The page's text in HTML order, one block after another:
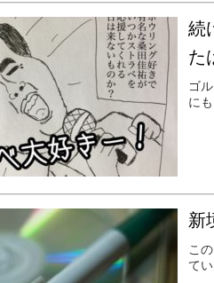
続
た
ゴ
に
新
こ
て